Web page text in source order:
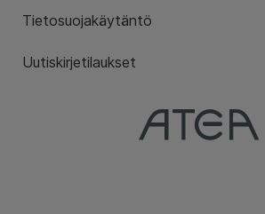
Tietosuojakäytäntö
Uutiskirjetilaukset